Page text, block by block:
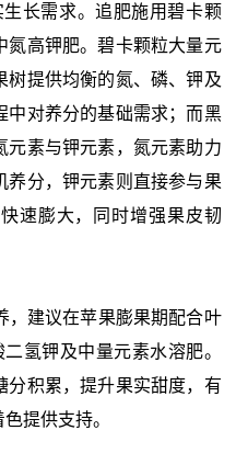
长需求。追肥施用碧卡颗
氮高钾肥。碧卡颗粒大量元
树提供均衡的氮、磷、钾及
中对养分的基础需求；而黑
元素与钾元素，氮元素助力
养分，钾元素则直接参与果
速膨大，同时增强果皮韧
，建议在苹果膨果期配合叶
二氢钾及中量元素水溶肥。
分积累，提升果实甜度，有
提供支持。